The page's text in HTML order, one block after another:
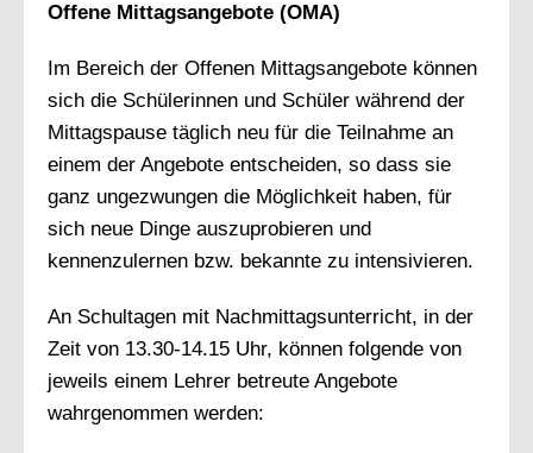
Offene Mittagsangebote (OMA)
Im Bereich der Offenen Mittagsangebote können
sich die Schülerinnen und Schüler während der
Mittagspause täglich neu für die Teilnahme an
einem der Angebote entscheiden, so dass sie
ganz ungezwungen die Möglichkeit haben, für
sich neue Dinge auszuprobieren und
kennenzulernen bzw. bekannte zu intensivieren.
An Schultagen mit Nachmittagsunterricht, in der
Zeit von 13.30-14.15 Uhr, können folgende von
jeweils einem Lehrer betreute Angebote
wahrgenommen werden: